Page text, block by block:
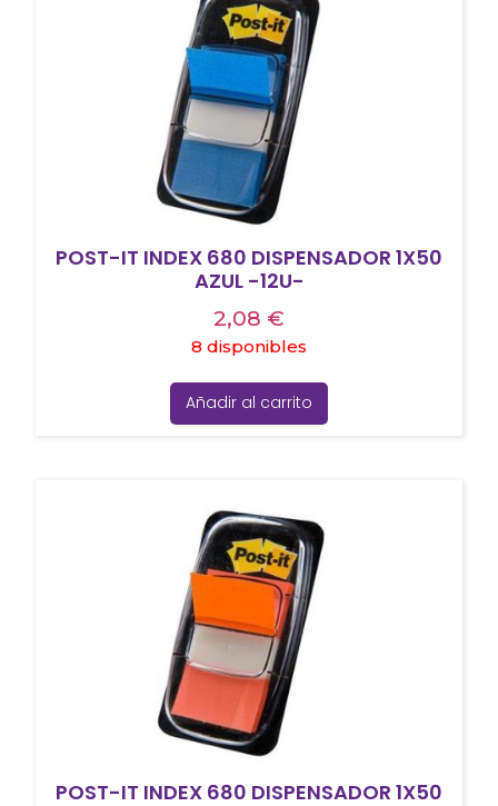
POST-IT INDEX 680 DISPENSADOR 1X50
AZUL -12U-
2,08 €
8 disponibles
Añadir al carrito
POST-IT INDEX 680 DISPENSADOR 1X50